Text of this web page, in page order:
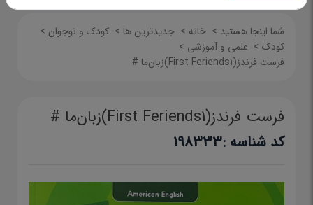
شما اینجا هستید > خانه > جدیدترین ها > کودک و نوجوان >
کودک > علمی و آموزشی >
فرست فرندز(First Feriends1)زبان‌ما #
فرست فرندز(First Feriends1)زبان‌ما #
کد شناسه :198333